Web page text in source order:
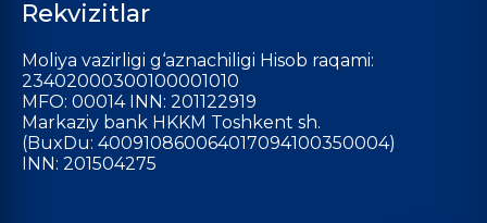
Rekvizitlar
Moliya vazirligi g‘aznachiligi Hisob raqami:
23402000300100001010
MFO: 00014 INN: 201122919
Markaziy bank HKKM Toshkent sh.
(BuxDu: 400910860064017094100350004)
INN: 201504275